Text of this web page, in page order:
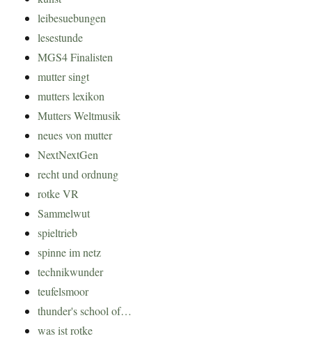
leibesuebungen
lesestunde
MGS4 Finalisten
mutter singt
mutters lexikon
Mutters Weltmusik
neues von mutter
NextNextGen
recht und ordnung
rotke VR
Sammelwut
spieltrieb
spinne im netz
technikwunder
teufelsmoor
thunder's school of…
was ist rotke